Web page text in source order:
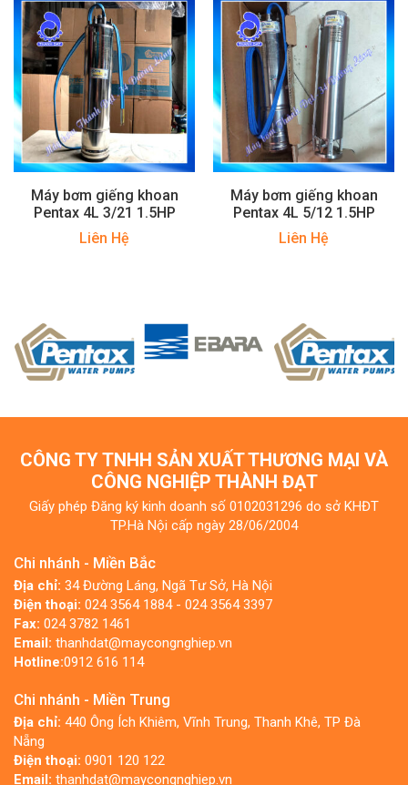
Máy bơm giếng khoan
Pentax 4L 3/21 1.5HP
Liên Hệ
Máy bơm giếng khoan
Pentax 4L 5/12 1.5HP
Liên Hệ
CÔNG TY TNHH SẢN XUẤT THƯƠNG MẠI VÀ
CÔNG NGHIỆP THÀNH ĐẠT
Giấy phép Đăng ký kinh doanh số 0102031296 do sở KHĐT
TP.Hà Nội cấp ngày 28/06/2004
Chi nhánh - Miền Bắc
Địa chỉ: 34 Đường Láng, Ngã Tư Sở, Hà Nội
Điện thoại: 024 3564 1884 - 024 3564 3397
Fax: 024 3782 1461
Email: thanhdat@maycongnghiep.vn
Hotline:0912 616 114
Chi nhánh - Miền Trung
Địa chỉ: 440 Ông Ích Khiêm, Vĩnh Trung, Thanh Khê, TP Đà
Nẵng
Điện thoại: 0901 120 122
Email: thanhdat@maycongnghiep.vn